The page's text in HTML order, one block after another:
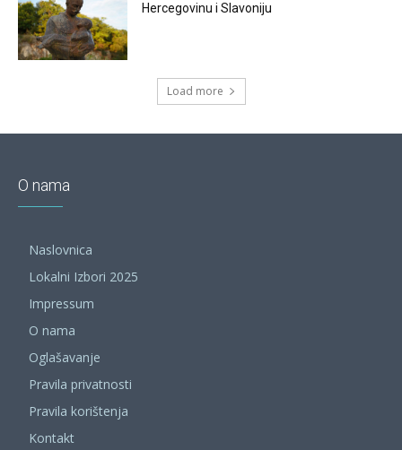
Hercegovinu i Slavoniju
Load more
O nama
Naslovnica
Lokalni Izbori 2025
Impressum
O nama
Oglašavanje
Pravila privatnosti
Pravila korištenja
Kontakt